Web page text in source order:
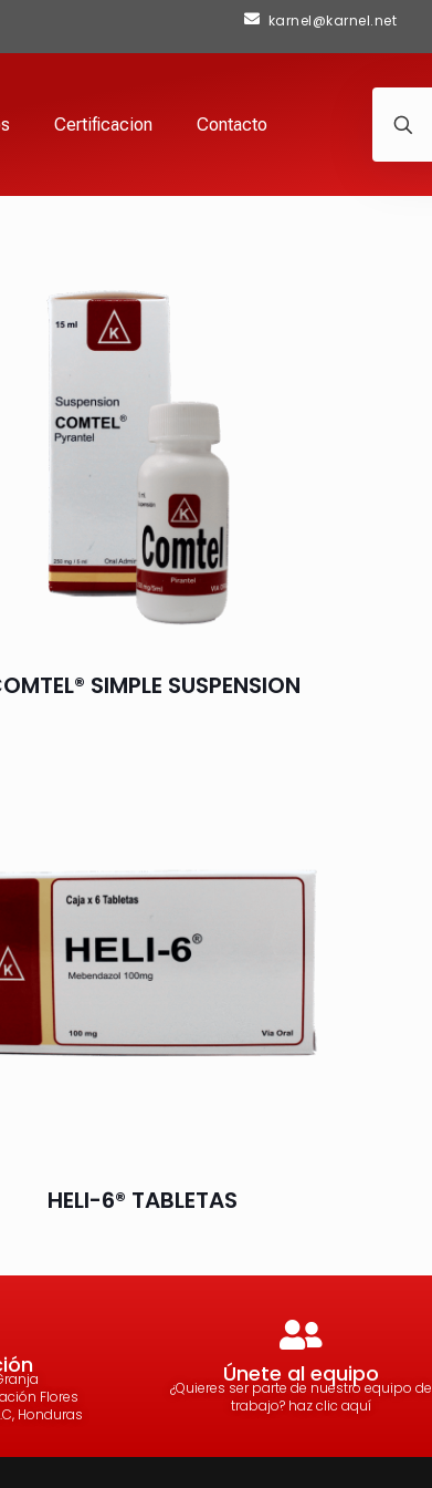
karnel@karnel.net
Certificacion Contacto
SIMPLE SUSPENSION
HELI-6® TABLETAS
Flores
Honduras
Únete al equipo
¿Quieres ser parte de nuestro equipo de
trabajo? haz clic aquí